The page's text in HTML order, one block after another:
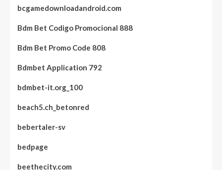
bcgamedownloadandroid.com
Bdm Bet Codigo Promocional 888
Bdm Bet Promo Code 808
Bdmbet Application 792
bdmbet-it.org_100
beach5.ch_betonred
bebertaler-sv
bedpage
beethecity.com